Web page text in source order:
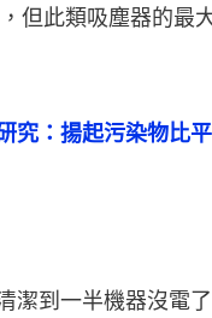
但此類吸塵器的最
究：揚起污染物比
潔到一半機器沒電